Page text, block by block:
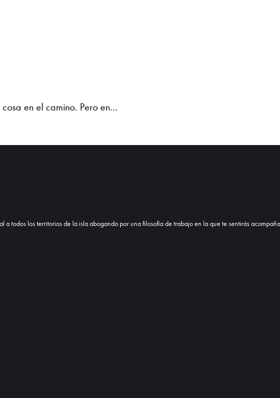
en el camino. Pero en…
todos los territorios de la isla abogando por una filosofía de trabajo en la que te sentirás